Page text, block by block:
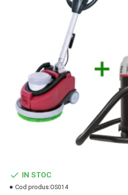
IN STOC
Cod produs:OS014